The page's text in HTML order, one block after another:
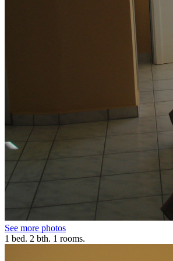
See more photos
1 bed. 2 bth. 1 rooms.